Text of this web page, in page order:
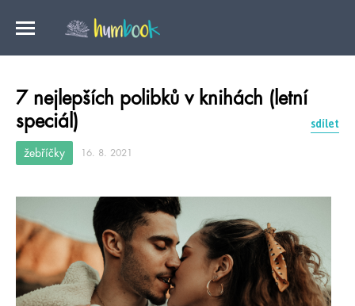
7 nejlepších polibků v knihách (letní
speciál)
sdílet
žebříčky 16. 8. 2021